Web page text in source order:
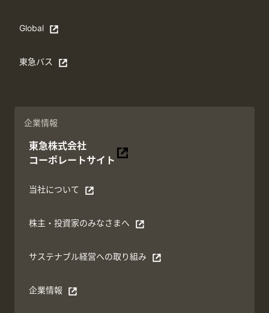
Global
Open in a new window
東急バス
別ウィンドウで開く
企業情報
東急株式会社
コーポレートサイト
別ウィンドウで開く
当社について
別ウィンドウで開く
株主・投資家のみなさまへ
別ウィンドウで開く
サステナブル経営への取り組み
別ウィンドウで開く
企業情報
別ウィンドウで開く